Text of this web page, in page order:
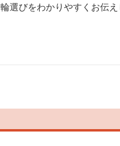
選びをわかりやすくお伝え